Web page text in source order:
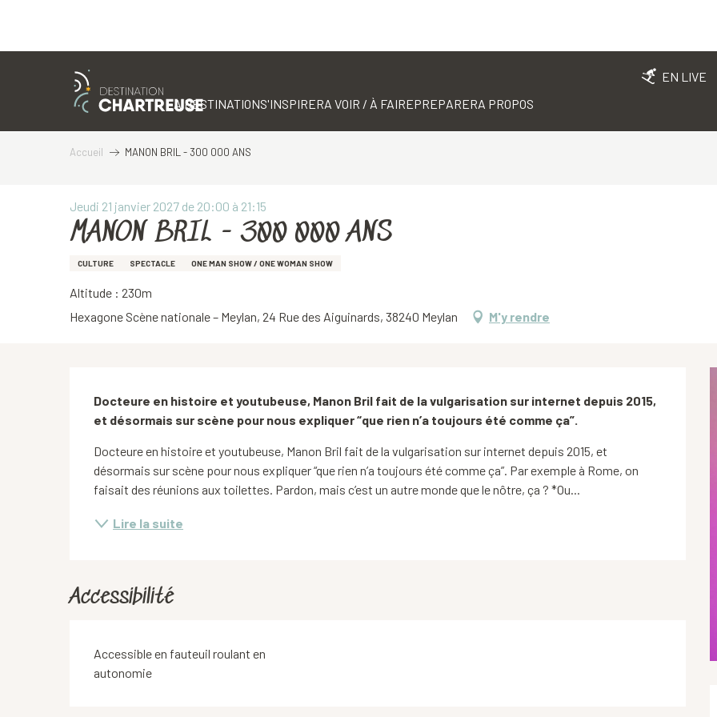
EN LIVE
LA DESTINATIONS'INSPIRERA VOIR / À FAIREPREPARERA PROPOS
Accueil MANON BRIL - 300 000 ANS
Jeudi 21 janvier 2027 de 20:00 à 21:15
MANON BRIL - 300 000 ANS
CULTURE SPECTACLE ONE MAN SHOW / ONE WOMAN SHOW
Altitude : 230m
Hexagone Scène nationale – Meylan, 24 Rue des Aiguinards, 38240 Meylan
M'y rendre
Description
Docteure en histoire et youtubeuse, Manon Bril fait de la vulgarisation sur internet depuis 2015,
et désormais sur scène pour nous expliquer “que rien n’a toujours été comme ça”.
Docteure en histoire et youtubeuse, Manon Bril fait de la vulgarisation sur internet depuis 2015, et
désormais sur scène pour nous expliquer “que rien n’a toujours été comme ça”. Par exemple à Rome, on
faisait des réunions aux toilettes. Pardon, mais c’est un autre monde que le nôtre, ça ? *Ou...
Lire la suite
Accessibilité
Accessible en fauteuil roulant en
autonomie